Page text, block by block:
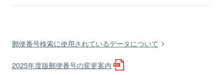
郵便番号検索に使用されているデータについて
2025年度版郵便番号の変更案内